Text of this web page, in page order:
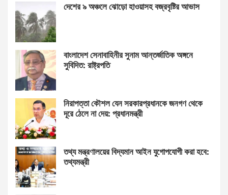
দেশের ৯ অঞ্চলে ঝোড়ো হাওয়াসহ বজ্রবৃষ্টির আভাস
বাংলাদেশ সেনাবাহিনীর সুনাম আন্তর্জাতিক অঙ্গনে
সুবিদিত: রাষ্ট্রপতি
নিরাপত্তা কৌশল যেন সরকারপ্রধানকে জনগণ থেকে
দূরে ঠেলে না দেয়: প্রধানমন্ত্রী
তথ্য মন্ত্রণালয়ের বিদ্যমান আইন যুগোপযোগী করা হবে:
তথ্যমন্ত্রী